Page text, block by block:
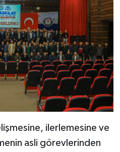
ilerlemesine ve
asli görevlerinden